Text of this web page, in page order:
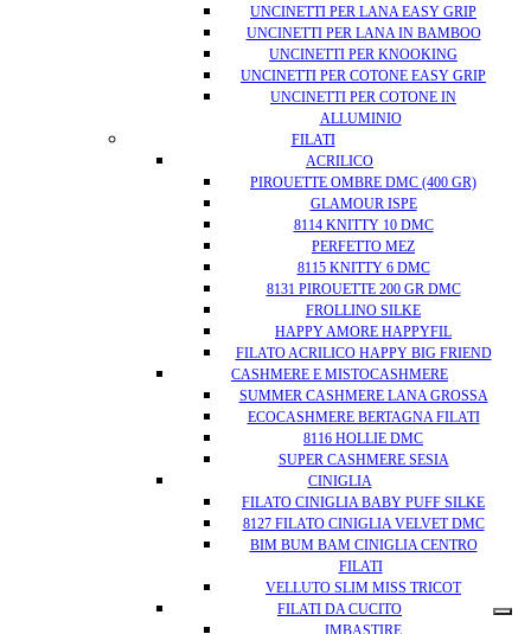
UNCINETTI PER LANA EASY GRIP
UNCINETTI PER LANA IN BAMBOO
UNCINETTI PER KNOOKING
UNCINETTI PER COTONE EASY GRIP
UNCINETTI PER COTONE IN
ALLUMINIO
FILATI
ACRILICO
PIROUETTE OMBRE DMC (400 GR)
GLAMOUR ISPE
8114 KNITTY 10 DMC
PERFETTO MEZ
8115 KNITTY 6 DMC
8131 PIROUETTE 200 GR DMC
FROLLINO SILKE
HAPPY AMORE HAPPYFIL
FILATO ACRILICO HAPPY BIG FRIEND
CASHMERE E MISTOCASHMERE
SUMMER CASHMERE LANA GROSSA
ECOCASHMERE BERTAGNA FILATI
8116 HOLLIE DMC
SUPER CASHMERE SESIA
CINIGLIA
FILATO CINIGLIA BABY PUFF SILKE
8127 FILATO CINIGLIA VELVET DMC
BIM BUM BAM CINIGLIA CENTRO
FILATI
VELLUTO SLIM MISS TRICOT
FILATI DA CUCITO
IMBASTIRE